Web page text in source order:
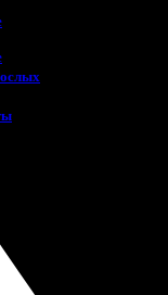
все
открытки с